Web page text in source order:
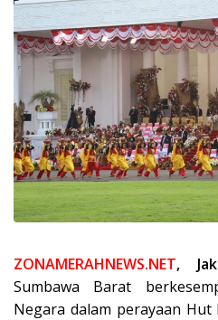
ZONAMERAHNEWS.NET,
Sumbawa Barat
Negara dalam perayaan